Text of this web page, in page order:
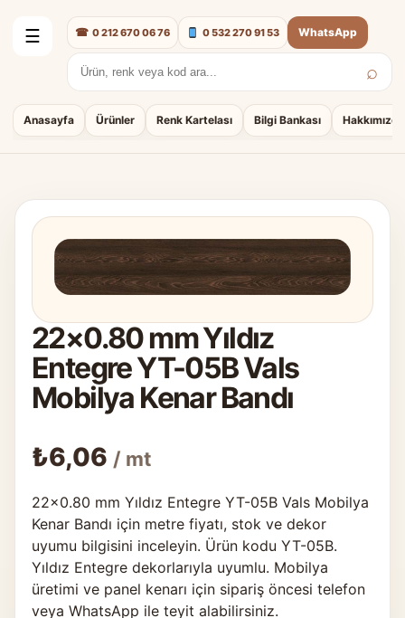
☰
Anasayfa Ürünler Renk Kartelası Bilgi Bankası Hakkımızda
Arama: ⌕
☎ 0 212 670 06 76 0 532 270 91 53 WhatsApp
22×0.80 mm Yıldız
Entegre YT-05B Vals
Mobilya Kenar Bandı
₺6,06 / mt
22×0.80 mm Yıldız Entegre YT-05B Vals Mobilya
Kenar Bandı için metre fiyatı, stok ve dekor
uyumu bilgisini inceleyin. Ürün kodu YT-05B.
Yıldız Entegre dekorlarıyla uyumlu. Mobilya
üretimi ve panel kenarı için sipariş öncesi telefon
veya WhatsApp ile teyit alabilirsiniz.